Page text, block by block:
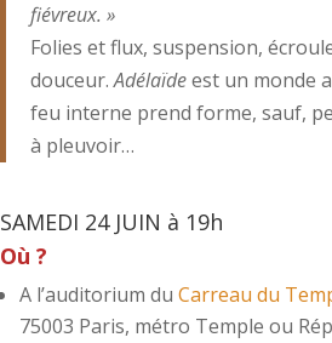
fiévreux. »
Folies et flux, suspension,
douceur.Adélaïdeest un monde
feu interne prend forme, sauf,
à pleuvoir…
SAMEDI 24 JUIN à 19h
Où ?
A l’auditorium du Carreau du
75003 Paris, métro Temple ou